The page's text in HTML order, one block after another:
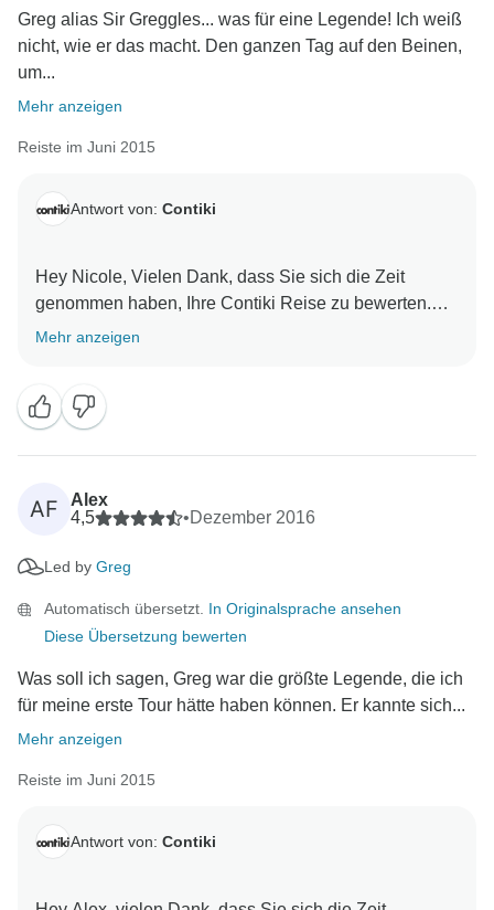
Greg alias Sir Greggles... was für eine Legende! Ich weiß
nicht, wie er das macht. Den ganzen Tag auf den Beinen,
um...
Mehr anzeigen
Reiste im Juni 2015
Antwort von: Contiki
Hey Nicole, Vielen Dank, dass Sie sich die Zeit
genommen haben, Ihre Contiki Reise zu bewerten.
Wir freuen uns sehr, dass Sie eine tolle Zeit auf der
Mehr anzeigen
AF
Alex
4,5
•Dezember 2016
Led by Greg
Automatisch übersetzt. In Originalsprache ansehen
Diese Übersetzung bewerten
Was soll ich sagen, Greg war die größte Legende, die ich
für meine erste Tour hätte haben können. Er kannte sich...
Mehr anzeigen
Reiste im Juni 2015
Antwort von: Contiki